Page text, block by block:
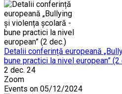
Detalii conferință europeană
bune practici la nivel european” (2
2 dec. 24
Zoom
Events on 05/12/2024